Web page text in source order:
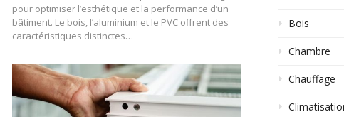
pour optimiser l’esthétique et la performance d’un
bâtiment. Le bois, l’aluminium et le PVC offrent des
caractéristiques distinctes…
Bois
Chambre
Chauffage